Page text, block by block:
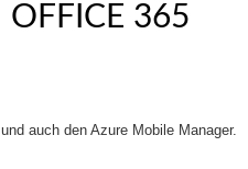
365
auch den Azure Mobile Manager.